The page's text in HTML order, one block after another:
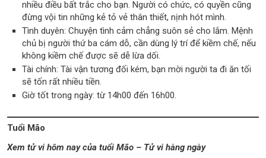
nhiều điều bất trắc cho bạn. Người có chức, có quyền cũng
đừng vội tin những kẻ tỏ vẻ thân thiết, nịnh hót mình.
Tình duyên: Chuyện tình cảm chẳng suôn sẻ cho lắm. Mệnh
chủ bị người thứ ba cám dỗ, cần dùng lý trí để kiềm chế, nếu
không kiềm chế được sẽ dễ lừa dối.
Tài chính: Tài vận tương đối kém, bạn mời người ta đi ăn tối
sẽ tốn rất nhiều tiền.
Giờ tốt trong ngày: từ 14h00 đến 16h00.
Tuổi Mão
Xem tử vi hôm nay của tuổi Mão – Tử vi hàng ngày